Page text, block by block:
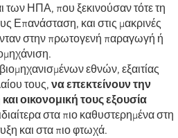
των ΗΠΑ, που ξεκινούσαν τότε τη
Επανάσταση, και στις μακρινές
στην πρωτογενή παραγωγή ή
εθνών, εξαιτίας
τους, να επεκτείνουν την
οικονομική τους εξουσία
στα πιο καθυστερημένα στη
και στα πιο φτωχά.